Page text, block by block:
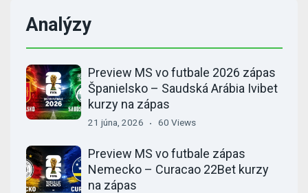
Analýzy
Preview MS vo futbale 2026 zápas
Španielsko – Saudská Arábia Ivibet
kurzy na zápas
21 júna, 2026 60 Views
Preview MS vo futbale zápas
Nemecko – Curacao 22Bet kurzy
na zápas